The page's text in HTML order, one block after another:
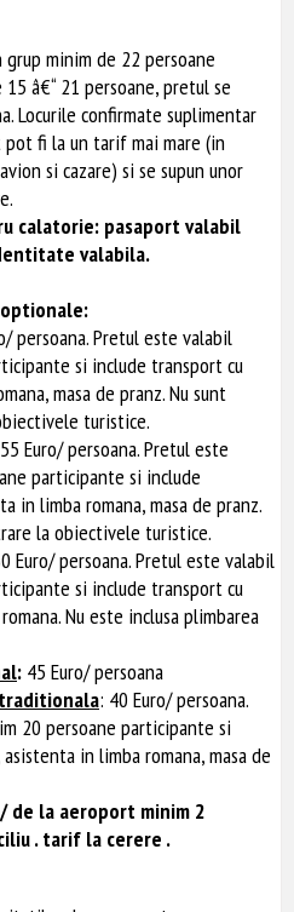
minim de 22 persoane
â€“ 21 persoane, pretul se
Locurile confirmate suplimentar
fi la un tarif mai mare (in
si cazare) si se supun unor
calatorie: pasaport valabil
valabila.
persoana. Pretul este valabil
si include transport cu
masa de pranz. Nu sunt
turistice.
Euro/ persoana. Pretul este
participante si include
in limba romana, masa de pranz.
la obiectivele turistice.
Euro/ persoana. Pretul este valabil
si include transport cu
Nu este inclusa plimbarea
: 45 Euro/ persoana
: 40 Euro/ persoana.
20 persoane participante si
in limba romana, masa de
de la aeroport minim 2
. tarif la cerere .